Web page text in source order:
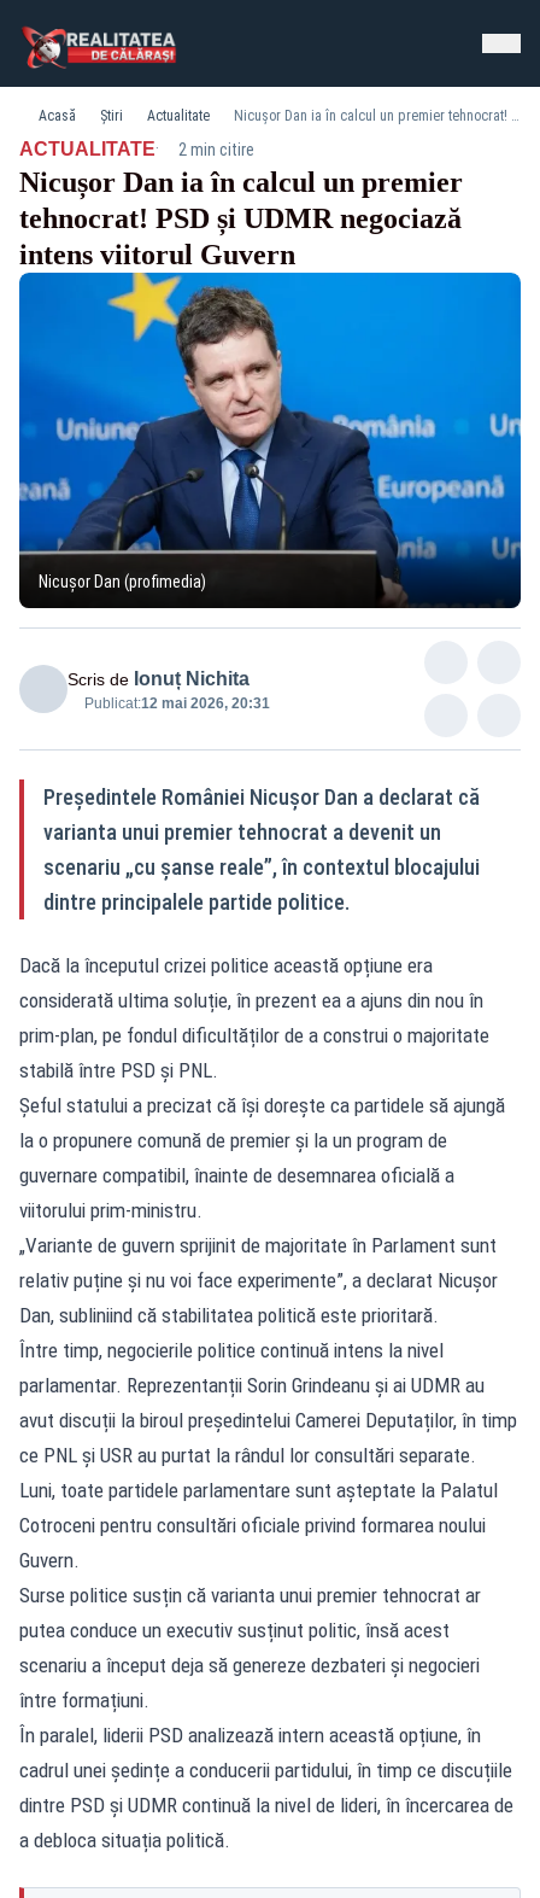
Acasă Știri Actualitate Nicușor Dan ia în calcul un premier tehnocrat! PSD și UDMR negociază intens viitorul Guvern
ACTUALITATE· 2 min citire
Nicușor Dan ia în calcul un premier
tehnocrat! PSD și UDMR negociază
intens viitorul Guvern
Nicușor Dan (profimedia)
Scris de Ionuț Nichita
Publicat:12 mai 2026, 20:31
Președintele României Nicușor Dan a declarat că
varianta unui premier tehnocrat a devenit un
scenariu „cu șanse reale”, în contextul blocajului
dintre principalele partide politice.
Dacă la începutul crizei politice această opțiune era
considerată ultima soluție, în prezent ea a ajuns din nou în
prim-plan, pe fondul dificultăților de a construi o majoritate
stabilă între PSD și PNL.
Șeful statului a precizat că își dorește ca partidele să ajungă
la o propunere comună de premier și la un program de
guvernare compatibil, înainte de desemnarea oficială a
viitorului prim-ministru.
„Variante de guvern sprijinit de majoritate în Parlament sunt
relativ puține și nu voi face experimente”, a declarat Nicușor
Dan, subliniind că stabilitatea politică este prioritară.
Între timp, negocierile politice continuă intens la nivel
parlamentar. Reprezentanții Sorin Grindeanu și ai UDMR au
avut discuții la biroul președintelui Camerei Deputaților, în timp
ce PNL și USR au purtat la rândul lor consultări separate.
Luni, toate partidele parlamentare sunt așteptate la Palatul
Cotroceni pentru consultări oficiale privind formarea noului
Guvern.
Surse politice susțin că varianta unui premier tehnocrat ar
putea conduce un executiv susținut politic, însă acest
scenariu a început deja să genereze dezbateri și negocieri
între formațiuni.
În paralel, liderii PSD analizează intern această opțiune, în
cadrul unei ședințe a conducerii partidului, în timp ce discuțiile
dintre PSD și UDMR continuă la nivel de lideri, în încercarea de
a debloca situația politică.